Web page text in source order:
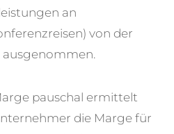
an
von der
pauschal ermittelt
die Marge für